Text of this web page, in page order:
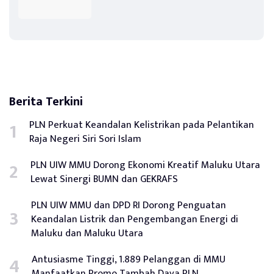
Berita Terkini
PLN Perkuat Keandalan Kelistrikan pada Pelantikan
Raja Negeri Siri Sori Islam
PLN UIW MMU Dorong Ekonomi Kreatif Maluku Utara
Lewat Sinergi BUMN dan GEKRAFS
PLN UIW MMU dan DPD RI Dorong Penguatan
Keandalan Listrik dan Pengembangan Energi di
Maluku dan Maluku Utara
Antusiasme Tinggi, 1.889 Pelanggan di MMU